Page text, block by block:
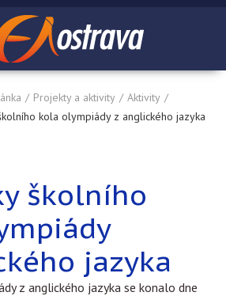
Projekty a aktivity
Aktivity
kola olympiády z anglického jazyka
školního
jazyka
z anglického jazyka se konalo dne